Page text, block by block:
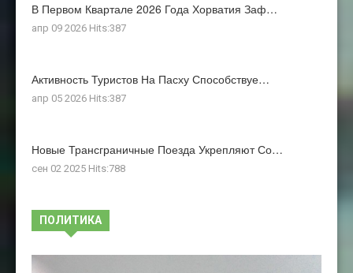
В Первом Квартале 2026 Года Хорватия Заф…
апр 09 2026 Hits:387
Активность Туристов На Пасху Способствуе…
апр 05 2026 Hits:387
Новые Трансграничные Поезда Укрепляют Со…
сен 02 2025 Hits:788
ПОЛИТИКА